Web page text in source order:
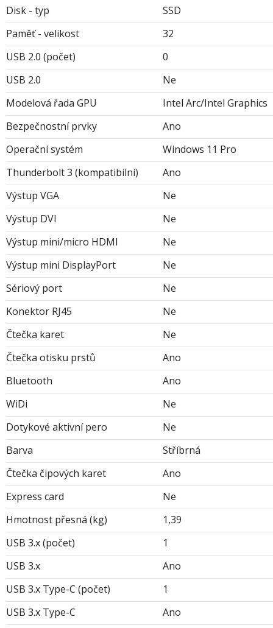
Disk - typ
SSD
Paměť - velikost
32
USB 2.0 (počet)
0
USB 2.0
Ne
Modelová řada GPU
Intel Arc/Intel Graphics
Bezpečnostní prvky
Ano
Operační systém
Windows 11 Pro
Thunderbolt 3 (kompatibilní)
Ano
Výstup VGA
Ne
Výstup DVI
Ne
Výstup mini/micro HDMI
Ne
Výstup mini DisplayPort
Ne
Sériový port
Ne
Konektor RJ45
Ne
Čtečka karet
Ne
Čtečka otisku prstů
Ano
Bluetooth
Ano
WiDi
Ne
Dotykové aktivní pero
Ne
Barva
Stříbrná
Čtečka čipových karet
Ano
Express card
Ne
Hmotnost přesná (kg)
1,39
USB 3.x (počet)
1
USB 3.x
Ano
USB 3.x Type-C (počet)
1
USB 3.x Type-C
Ano